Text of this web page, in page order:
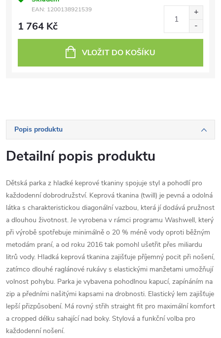
EAN: 1200138921539
1 764 Kč
VLOŽIT DO KOŠÍKU
Popis produktu
Detailní popis produktu
Dětská parka z hladké keprové tkaniny spojuje styl a pohodlí pro
každodenní dobrodružství. Keprová tkanina (twill) je pevná a odolná
látka s charakteristickou diagonální vazbou, která jí dodává pružnost
a dlouhou životnost. Je vyrobena v rámci programu Washwell, který
při výrobě spotřebuje minimálně o 20 % méně vody oproti běžným
metodám praní, a od roku 2016 tak pomohl ušetřit přes miliardu
litrů vody. Hladká keprová tkanina zajišťuje příjemný pocit při nošení,
zatímco dlouhé raglánové rukávy s elastickými manžetami umožňují
volnost pohybu. Parka je vybavena pohodlnou kapucí, zapínáním na
zip a předními našitými kapsami na drobnosti. Elastický lem zajišťuje
lepší přizpůsobení. Má rovný střih straight fit pro maximální komfort
a cropped délku sahající nad boky. Stylová a funkční volba pro
každodenní nošení.